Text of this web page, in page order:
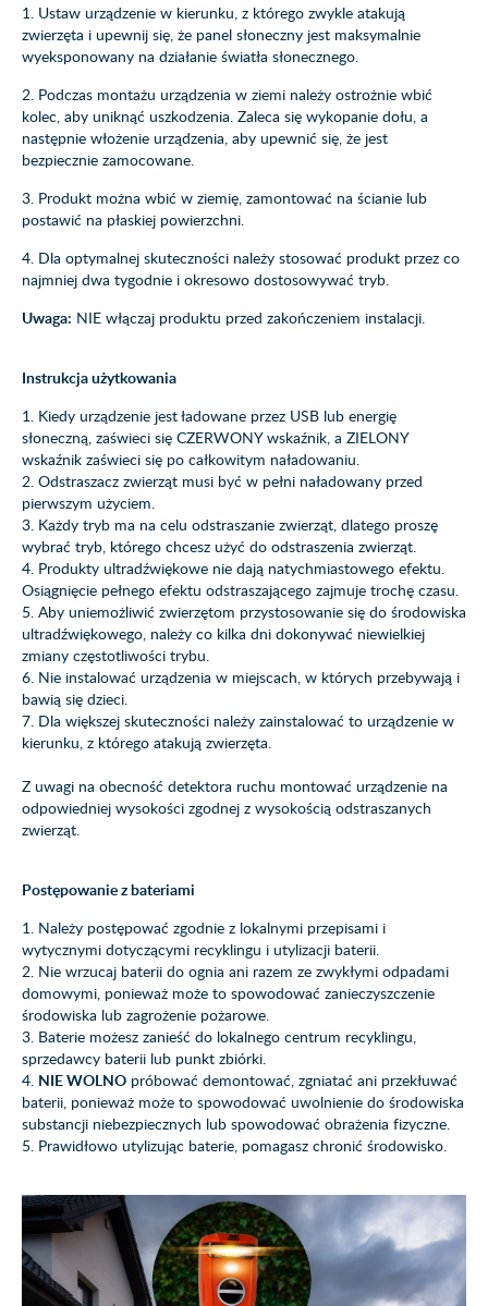
1. Ustaw urządzenie w kierunku, z którego zwykle atakują
zwierzęta i upewnij się, że panel słoneczny jest maksymalnie
wyeksponowany na działanie światła słonecznego.
2. Podczas montażu urządzenia w ziemi należy ostrożnie wbić
kolec, aby uniknąć uszkodzenia. Zaleca się wykopanie dołu, a
następnie włożenie urządzenia, aby upewnić się, że jest
bezpiecznie zamocowane.
3. Produkt można wbić w ziemię, zamontować na ścianie lub
postawić na płaskiej powierzchni.
4. Dla optymalnej skuteczności należy stosować produkt przez co
najmniej dwa tygodnie i okresowo dostosowywać tryb.
Uwaga: NIE włączaj produktu przed zakończeniem instalacji.
Instrukcja użytkowania
1. Kiedy urządzenie jest ładowane przez USB lub energię
słoneczną, zaświeci się CZERWONY wskaźnik, a ZIELONY
wskaźnik zaświeci się po całkowitym naładowaniu.
2. Odstraszacz zwierząt musi być w pełni naładowany przed
pierwszym użyciem.
3. Każdy tryb ma na celu odstraszanie zwierząt, dlatego proszę
wybrać tryb, którego chcesz użyć do odstraszenia zwierząt.
4. Produkty ultradźwiękowe nie dają natychmiastowego efektu.
Osiągnięcie pełnego efektu odstraszającego zajmuje trochę czasu.
5. Aby uniemożliwić zwierzętom przystosowanie się do środowiska
ultradźwiękowego, należy co kilka dni dokonywać niewielkiej
zmiany częstotliwości trybu.
6. Nie instalować urządzenia w miejscach, w których przebywają i
bawią się dzieci.
7. Dla większej skuteczności należy zainstalować to urządzenie w
kierunku, z którego atakują zwierzęta.
Z uwagi na obecność detektora ruchu montować urządzenie na
odpowiedniej wysokości zgodnej z wysokością odstraszanych
zwierząt.
Postępowanie z bateriami
1. Należy postępować zgodnie z lokalnymi przepisami i
wytycznymi dotyczącymi recyklingu i utylizacji baterii.
2. Nie wrzucaj baterii do ognia ani razem ze zwykłymi odpadami
domowymi, ponieważ może to spowodować zanieczyszczenie
środowiska lub zagrożenie pożarowe.
3. Baterie możesz zanieść do lokalnego centrum recyklingu,
sprzedawcy baterii lub punkt zbiórki.
4. NIE WOLNO próbować demontować, zgniatać ani przekłuwać
baterii, ponieważ może to spowodować uwolnienie do środowiska
substancji niebezpiecznych lub spowodować obrażenia fizyczne.
5. Prawidłowo utylizując baterie, pomagasz chronić środowisko.